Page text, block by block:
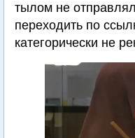
тылом не
переходить по
категорически не